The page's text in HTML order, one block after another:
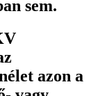
sem.
azon a